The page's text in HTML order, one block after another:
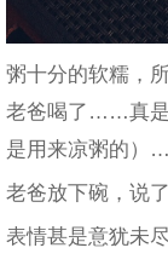
粥十分的软糯，
老爸喝了……真是
是用来凉粥的）
老爸放下碗，说
表情甚是意犹未尽